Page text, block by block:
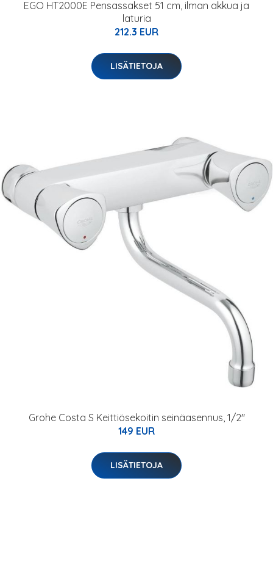
EGO HT2000E Pensassakset 51 cm, ilman akkua ja
laturia
212.3 EUR
LISÄTIETOJA
Grohe Costa S Keittiösekoitin seinäasennus, 1/2"
149 EUR
LISÄTIETOJA